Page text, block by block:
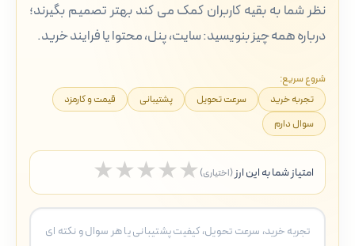
نظر شما به بقیه کاربران کمک می کند بهتر تصمیم بگیرند؛
درباره همه چیز بنویسید: سایت، پنل، محتوا یا فرایند خرید.
شروع سریع:
تجربه خرید
سرعت تحویل پشتیبانی
قیمت و کارمزد
سوال دارم
امتیاز شما به این ارز (اختیاری) ★
5 ستاره
★
4 ستاره
★
3 ستاره
★
2 ستاره
★
1 ستاره